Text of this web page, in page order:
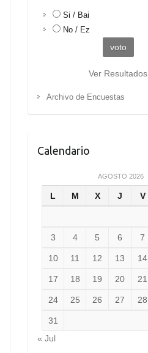
Si / Bai
No / Ez
Ver Resultados
Archivo de Encuestas
Calendario
AGOSTO 2026
L M X J V
3 4 5 6 7
10 11 12 13 14
17 18 19 20 21
24 25 26 27 28
31
« Jul